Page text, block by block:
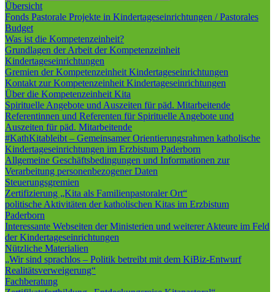
Übersicht
Fonds Pastorale Projekte in Kindertageseinrichtungen / Pastorales
Budget
Was ist die Kompetenzeinheit?
Grundlagen der Arbeit der Kompetenzeinheit
Kindertageseinrichtungen
Gremien der Kompetenzeinheit Kindertageseinrichtungen
Kontakt zur Kompetenzeinheit Kindertageseinrichtungen
Über die Kompetenzeinheit Kita
Spirituelle Angebote und Auszeiten für päd. Mitarbeitende
Referentinnen und Referenten für Spirituelle Angebote und
Auszeiten für päd. Mitarbeitende
#KathKitableibt – Gemeinsamer Orientierungsrahmen katholische
Kindertageseinrichtungen im Erzbistum Paderborn
Allgemeine Geschäftsbedingungen und Informationen zur
Verarbeitung personenbezogener Daten
Steuerungsgremien
Zertifizierung „Kita als Familienpastoraler Ort“
politische Aktivitäten der katholischen Kitas im Erzbistum
Paderborn
Interessante Webseiten der Ministerien und weiterer Akteure im Feld
der Kindertageseinrichtungen
Nützliche Materialien
„Wir sind sprachlos – Politik betreibt mit dem KiBiz-Entwurf
Realitätsverweigerung“
Fachberatung